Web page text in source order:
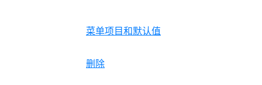
菜单项目和默认值
删除